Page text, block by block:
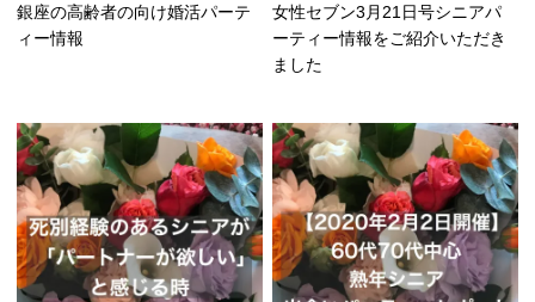
銀座の高齢者の向け婚活パーテ
ィー情報
女性セブン3月21日号シニアパ
ーティー情報をご紹介いただき
ました